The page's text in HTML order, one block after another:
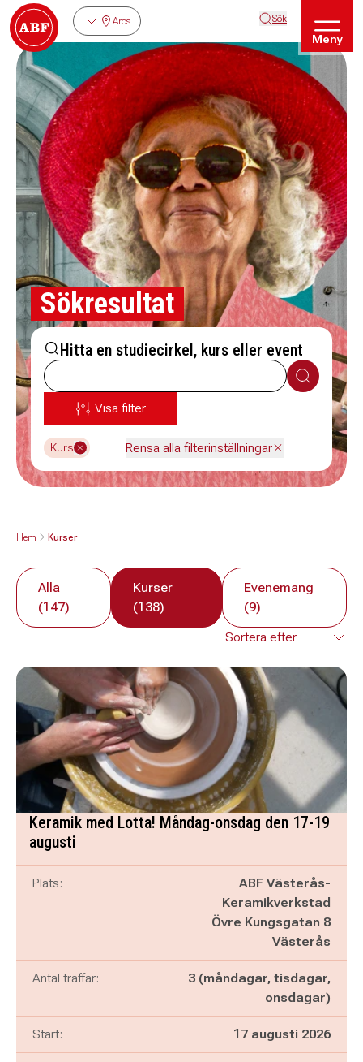
Aros Sök
Meny
Sökresultat
Hitta en studiecirkel, kurs eller event
Sök
Visa filter
Kurs Rensa alla filterinställningar
Hem Kurser
Alla
(147)
Kurser
(138)
Evenemang
(9)
Keramik med Lotta! Måndag-onsdag den 17-19
augusti
Plats:
ABF Västerås-
Keramikverkstad
Övre Kungsgatan 8
Västerås
Antal träffar:
3 (måndagar, tisdagar,
onsdagar)
Start: 17 augusti 2026